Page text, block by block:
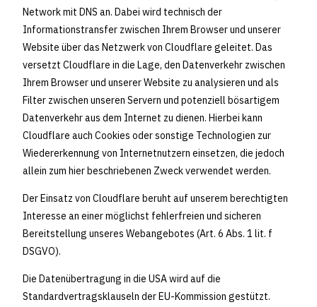
Network mit DNS an. Dabei wird technisch der
Informationstransfer zwischen Ihrem Browser und unserer
Website über das Netzwerk von Cloudflare geleitet. Das
versetzt Cloudflare in die Lage, den Datenverkehr zwischen
Ihrem Browser und unserer Website zu analysieren und als
Filter zwischen unseren Servern und potenziell bösartigem
Datenverkehr aus dem Internet zu dienen. Hierbei kann
Cloudflare auch Cookies oder sonstige Technologien zur
Wiedererkennung von Internetnutzern einsetzen, die jedoch
allein zum hier beschriebenen Zweck verwendet werden.
Der Einsatz von Cloudflare beruht auf unserem berechtigten
Interesse an einer möglichst fehlerfreien und sicheren
Bereitstellung unseres Webangebotes (Art. 6 Abs. 1 lit. f
DSGVO).
Die Datenübertragung in die USA wird auf die
Standardvertragsklauseln der EU-Kommission gestützt.